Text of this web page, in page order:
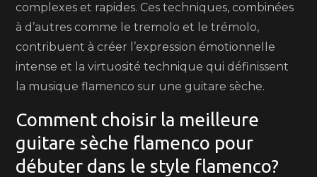
complexes et rapides. Ces techniques, combinées
à d’autres comme le tremolo et le trémolo,
contribuent à créer l’expression émotionnelle
intense et la virtuosité technique qui définissent
la musique flamenco sur une guitare sèche.
Comment choisir la meilleure
guitare sèche flamenco pour
débuter dans le style flamenco?